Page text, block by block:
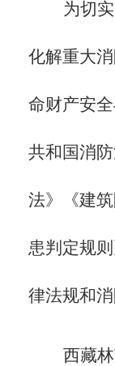
为切
化解重大
命财产安
共和国消
法》《建
患判定规则
律法规和
西藏